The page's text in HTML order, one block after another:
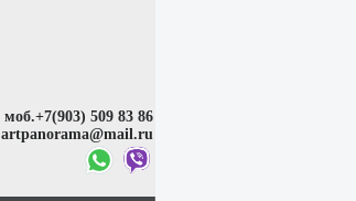
моб.+7(903) 509 83 86
artpanorama@mail.ru